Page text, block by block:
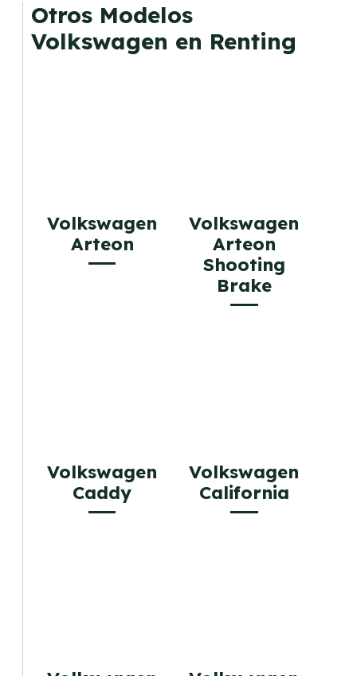
gusta cambiar de coche cada pocos años.
Otros Modelos
Volkswagen en Renting
Volkswagen
Arteon
Volkswagen
Arteon
Shooting
Brake
Volkswagen
Caddy
Volkswagen
California